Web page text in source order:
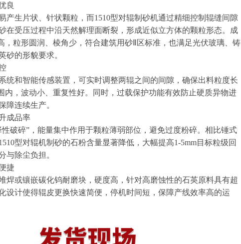
良
产生片状、针状颗粒，而1510型对辊制砂机通过精细控制辊缝间隙
在受压过程中沿天然解理面断裂，形成近似立方体的颗粒形态。成
，粒形圆润、棱角少，符合建筑用砂Ⅱ区标准，也满足光伏玻璃、铸
砂的形貌要求。
统和智能传感装置，可实时调整两辊之间的间隙，确保出料粒度长
内，波动小、重复性好。同时，过载保护功能有效防止硬质异物进
障连续生产。
成品率
性破碎”，能量集中作用于颗粒薄弱部位，避免过度粉碎。相比锤式
型对辊机制砂的石粉含量显著降低，大幅提高1-5mm目标粒级回
与除尘负担。
捷
焊或镶嵌碳化钨耐磨块，硬度高，针对高磨蚀性的石英原料具有超
设计使得辊皮更换快速简便，停机时间短，保障产线效率高的运